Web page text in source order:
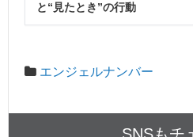
と“見たとき”の行動
エンジェルナンバー